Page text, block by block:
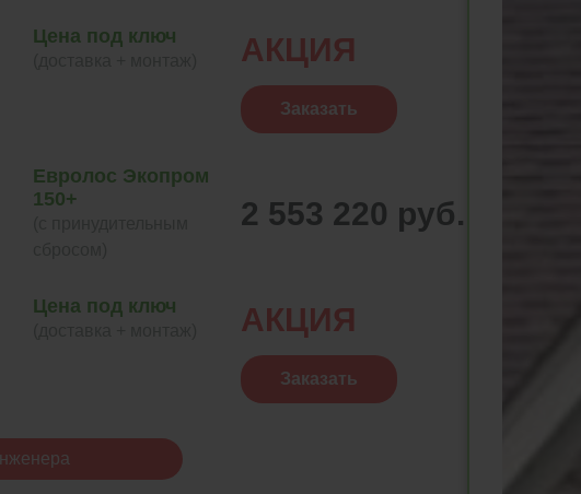
Цена под ключ АКЦИЯ
Заказать
Евролос Экопром
150+
2 553 220 руб.
Цена под ключ АКЦИЯ
Заказать